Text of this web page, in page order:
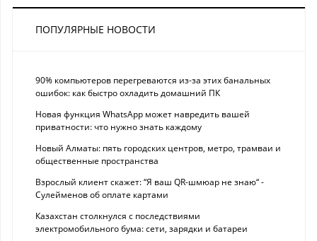
ПОПУЛЯРНЫЕ НОВОСТИ
90% компьютеров перегреваются из-за этих банальных
ошибок: как быстро охладить домашний ПК
Новая функция WhatsApp может навредить вашей
приватности: что нужно знать каждому
Новый Алматы: пять городских центров, метро, трамваи и
общественные пространства
Взрослый клиент скажет: “Я ваш QR-шмюар не знаю“ -
Сулейменов об оплате картами
Казахстан столкнулся с последствиями
электромобильного бума: сети, зарядки и батареи